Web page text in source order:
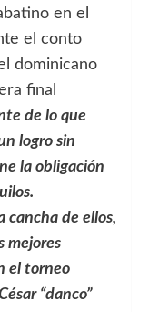
en el
el conto
dominicano
final
de lo que
logro sin
la obligación
de ellos,
mejores
el torneo
“danco”